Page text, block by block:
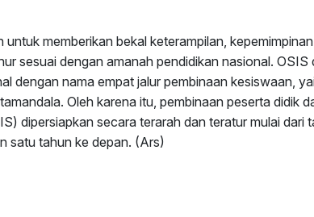
memberikan bekal keterampilan,
sesuai dengan amanah pendidikan nasional. OSIS
dengan nama empat jalur pembinaan kesiswaan,
Oleh karena itu, pembinaan peserta didik
dipersiapkan secara terarah dan teratur mulai dari
satu tahun ke depan. (Ars)